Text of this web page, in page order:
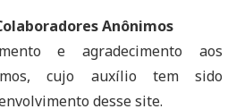
Anônimos
e agradecimento aos
cujo auxílio tem sido
desse site.